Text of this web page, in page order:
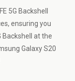
5G Backshell
ensuring you
Backshell at the
Galaxy S20